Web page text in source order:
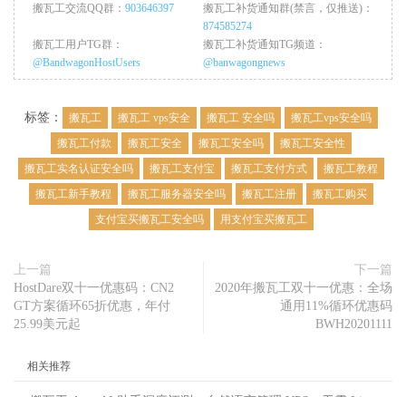
搬瓦工交流QQ群： 903646397
搬瓦工补货通知群(禁言，仅推送)：
874585274
搬瓦工用户TG群：
@BandwagonHostUsers
搬瓦工补货通知TG频道：
@banwagongnews
标签： 搬瓦工 搬瓦工 vps安全 搬瓦工 安全吗
搬瓦工vps安全吗
搬瓦工付款
搬瓦工安全 搬瓦工安全吗
搬瓦工安全性
搬瓦工实名认证安全吗
搬瓦工支付宝 搬瓦工支付方式
搬瓦工教程
搬瓦工新手教程
搬瓦工服务器安全吗 搬瓦工注册
搬瓦工购买
支付宝买搬瓦工安全吗
用支付宝买搬瓦工
上一篇
HostDare双十一优惠码：CN2
GT方案循环65折优惠，年付
25.99美元起
下一篇
2020年搬瓦工双十一优惠：全场
通用11%循环优惠码
BWH20201111
相关推荐